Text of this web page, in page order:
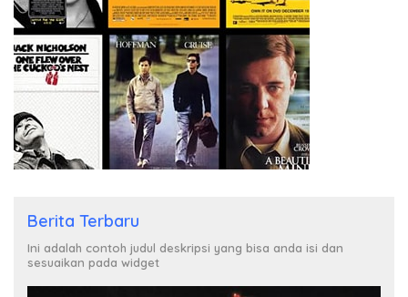
Berita Terbaru
Ini adalah contoh judul deskripsi yang bisa anda isi dan
sesuaikan pada widget